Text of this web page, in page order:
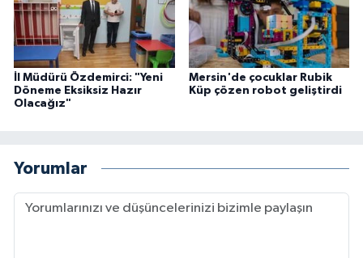
İl Müdürü Özdemirci: "Yeni
Döneme Eksiksiz Hazır
Olacağız"
Mersin'de çocuklar Rubik
Küp çözen robot geliştirdi
Yorumlar